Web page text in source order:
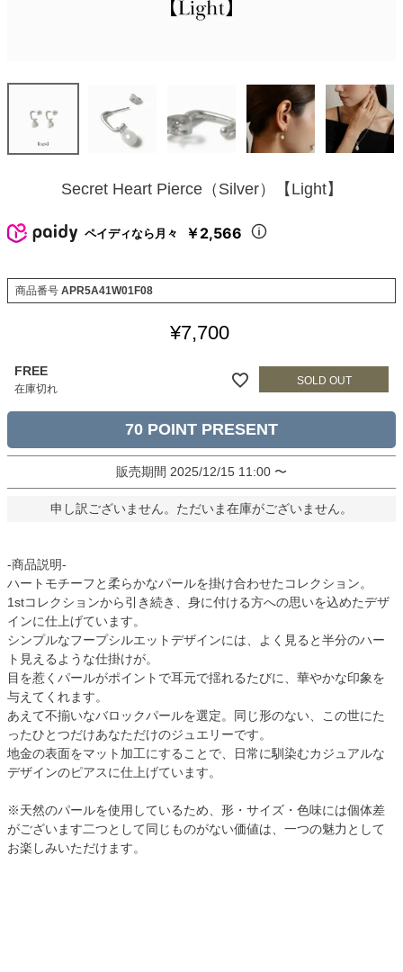
Secret Heart Pierce（Silver）【Light】
ペイディなら月々 ￥2,566
商品番号 APR5A41W01F08
¥7,700
FREE
在庫切れ
70
販売期間 2025/12/15 11:00 〜
申し訳ございません。ただいま在庫がございません。
-商品説明-
ハートモチーフと柔らかなパールを掛け合わせたコレクション。
1stコレクションから引き続き、身に付ける方への思いを込めたデザ
インに仕上げています。
シンプルなフープシルエットデザインには、よく見ると半分のハー
ト見えるような仕掛けが。
目を惹くパールがポイントで耳元で揺れるたびに、華やかな印象を
与えてくれます。
あえて不揃いなバロックパールを選定。同じ形のない、この世にた
ったひとつだけあなただけのジュエリーです。
地金の表面をマット加工にすることで、日常に馴染むカジュアルな
デザインのピアスに仕上げています。
※天然のパールを使用しているため、形・サイズ・色味には個体差
がございます二つとして同じものがない価値は、一つの魅力として
お楽しみいただけます。